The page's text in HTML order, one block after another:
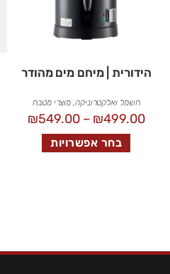
הידורית | מיחם מים מהודר
חשמל ואלקטרוניקה מוצרי מטבח
₪499.00
–
₪549.00
בחר אפשרויות